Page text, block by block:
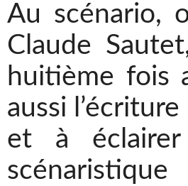
Au scénario,
Claude Sautet
huitième fois
aussi
et à